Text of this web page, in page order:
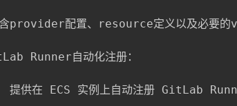
含provider配置、resource定义以及必要
Runner自动化注册：
提供在 ECS 实例上自动注册 GitLab